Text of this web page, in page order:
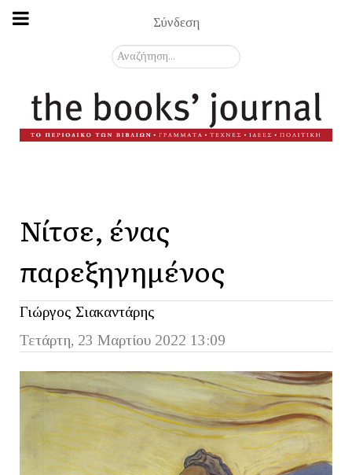
Σύνδεση
Αναζήτηση...
Νίτσε, ένας
παρεξηγημένος
Γιώργος Σιακαντάρης
Τετάρτη, 23 Μαρτίου 2022 13:09